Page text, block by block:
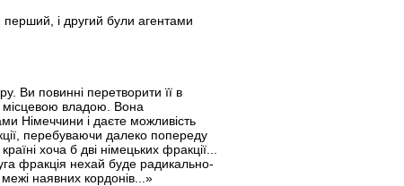
і другий були агентами
Ви повинні перетворити її в
місцевою владою. Вона
Німеччини і даєте можливість
перебуваючи далеко попереду
хоча б дві німецьких фракції...
фракція нехай буде радикально-
наявних кордонів...»